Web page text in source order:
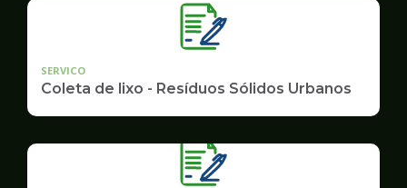
SERVICO
Coleta de lixo - Resíduos Sólidos Urbanos